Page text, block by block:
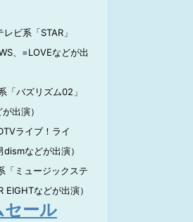
ビ系「STAR」
、=LOVEなどが出
バズリズム02」
出演）
ライブ！ライ
などが出演）
ミュージックステ
EIGHTなどが出演）
ール